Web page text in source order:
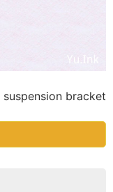
bracket